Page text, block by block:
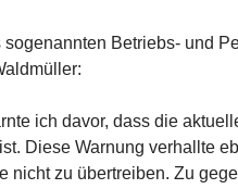
Betriebs- und
ich davor, dass die
Diese Warnung verhallte
nicht zu übertreiben. Zu